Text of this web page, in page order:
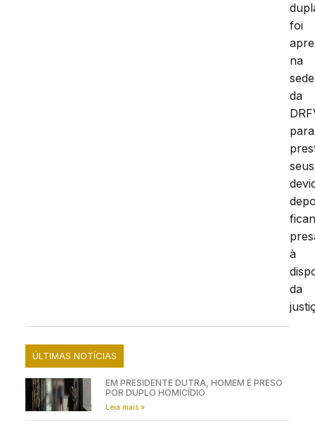
foi
na
sede
da
para
seus
à
da
ÚLTIMAS NOTÍCIAS
EM PRESIDENTE DUTRA, HOMEM É PRESO
POR DUPLO HOMICÍDIO
Leia mais »